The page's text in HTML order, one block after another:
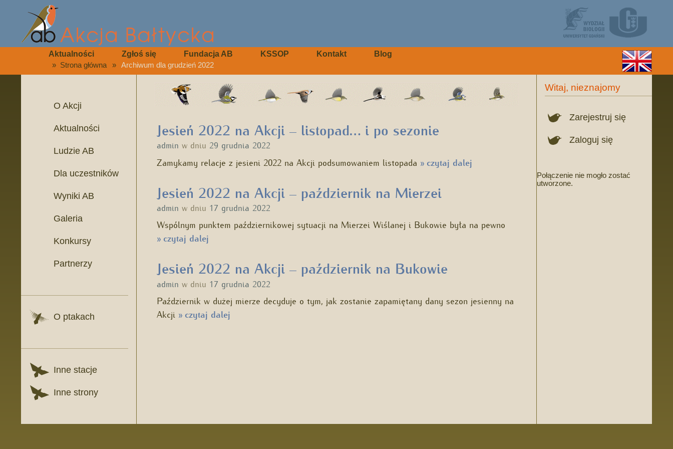
Aktualności Zgłoś się Fundacja AB KSSOP Kontakt Blog
» Strona główna » Archiwum dla grudzień 2022
O Akcji
Aktualności
Ludzie AB
Dla uczestników
Wyniki AB
Galeria
Konkursy
Partnerzy
O ptakach
Inne stacje
Inne strony
Jesień 2022 na Akcji – listopad… i po sezonie
admin w dniu 29 grudnia 2022
Zamykamy relacje z jesieni 2022 na Akcji podsumowaniem listopada »czytaj dalej
Jesień 2022 na Akcji – październik na Mierzei
admin w dniu 17 grudnia 2022
Wspólnym punktem październikowej sytuacji na Mierzei Wiślanej i Bukowie była na pewno
»czytaj dalej
Jesień 2022 na Akcji – październik na Bukowie
admin w dniu 17 grudnia 2022
Październik w dużej mierze decyduje o tym, jak zostanie zapamiętany dany sezon jesienny na
Akcji »czytaj dalej
Witaj, nieznajomy
Zarejestruj się
Zaloguj się
Połączenie nie mogło zostać
utworzone.